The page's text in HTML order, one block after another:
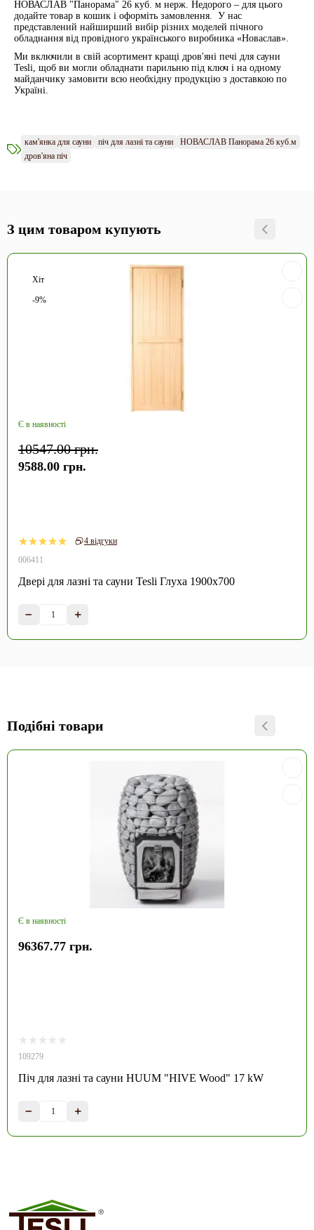
НОВАСЛАВ "Панорама" 26 куб. м нерж. Недорого – для цього
додайте товар в кошик і оформіть замовлення. У нас
представлений найширший вибір різних моделей пічного
обладнання від провідного українського виробника «Новаслав».
Ми включили в свій асортимент кращі дров'яні печі для сауни
Tesli, щоб ви могли обладнати парильню під ключ і на одному
майданчику замовити всю необхідну продукцію з доставкою по
Україні.
кам'янка для сауни піч для лазні та сауни
НОВАСЛАВ Панорама 26 куб.м
дров'яна піч
З цим товаром купують
Хіт
-9%
4 відгуки
Є в наявності
006411
Двері для лазні та сауни Tesli Глуха 1900х700
10547.00 грн.
9588.00 грн.
Подібні товари
Є в наявності
109279
Піч для лазні та сауни HUUM "HIVE Wood" 17 kW
96367.77 грн.